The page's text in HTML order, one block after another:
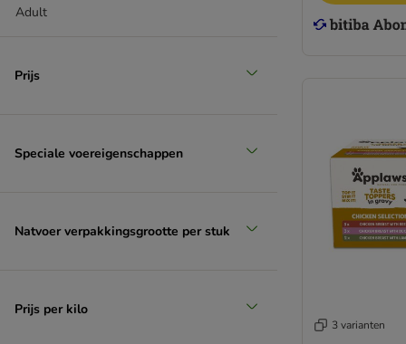
Adult
Prijs
Speciale voereigenschappen
Natvoer verpakkingsgrootte per stuk
Prijs per kilo
3 varianten